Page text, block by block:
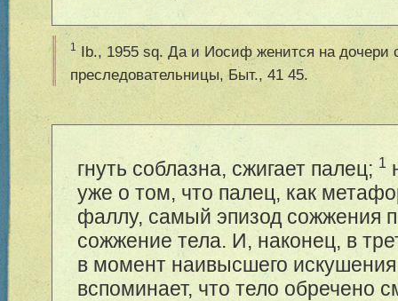
1 Ib., 1955 sq. Да и Иосиф женится на дочери
преследовательницы, Быт., 41 45.
гнуть соблазна, сжигает палец; 1
уже о том, что палец, как
фаллу, самый эпизод сожжения
сожжение тела. И, наконец, в
в момент наивысшего искушения
вспоминает, что тело обречено